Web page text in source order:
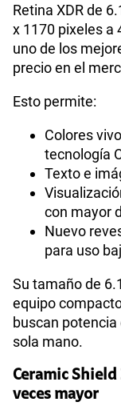
GPS
Lector de
Dimensión
VoLTE
VoWiFi
Retina XDR de
x 1170 pixeles a
uno de los
precio en el
Esto permite:
Colores
tecnología
Texto e
con mayor
Nuevo
para uso
Su tamaño de
equipo
buscan
sola mano.
Ceramic
veces mayor